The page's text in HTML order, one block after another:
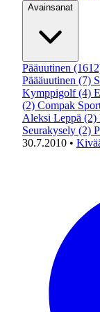
Avainsanat
Pääuutinen
Päääuutinen (7)
Kymppigolf (4)
(2) Compak
Aleksi Leppä (2)
Seurakysely (2)
30.7.2010 •